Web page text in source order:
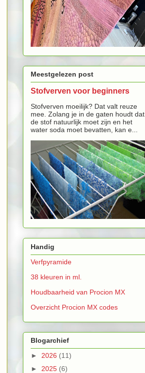
Meestgelezen post
Stofverven voor beginners
Stofverven moeilijk? Dat valt reuze
mee. Zolang je in de gaten houdt dat
de stof natuurlijk moet zijn en het
water soda moet bevatten, kan e...
Handig
Verfpyramide
38 kleuren in ml.
Houdbaarheid van Procion MX
Overzicht Procion MX codes
Blogarchief
► 2026 (11)
► 2025 (6)